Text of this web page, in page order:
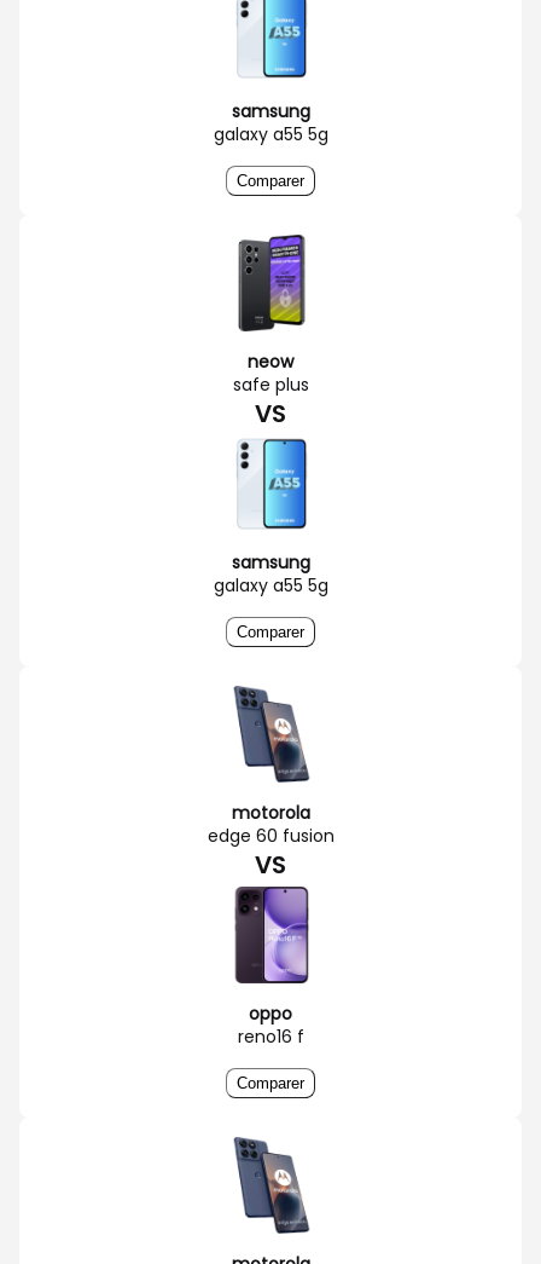
samsung
galaxy a55 5g
Comparer
neow
safe plus
VS
samsung
galaxy a55 5g
Comparer
motorola
edge 60 fusion
VS
oppo
reno16 f
Comparer